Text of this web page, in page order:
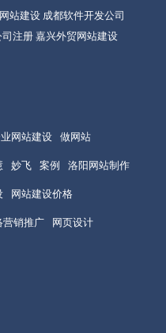
站建设 成都软件开发公司
注册嘉兴外贸网站建设
网站建设 做网站
妙飞 案例
洛阳网站制作
网站建设价格
营销推广
网页设计